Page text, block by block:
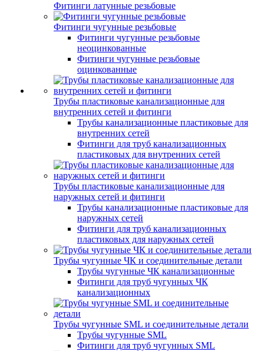
Фитинги латунные резьбовые
Фитинги чугунные резьбовые
Фитинги чугунные резьбовые
неоцинкованные
Фитинги чугунные резьбовые
оцинкованные
Трубы пластиковые канализационные для
внутренних сетей и фитинги
Трубы канализационные пластиковые для
внутренних сетей
Фитинги для труб канализационных
пластиковых для внутренних сетей
Трубы пластиковые канализационные для
наружных сетей и фитинги
Трубы канализационные пластиковые для
наружных сетей
Фитинги для труб канализационных
пластиковых для наружных сетей
Трубы чугунные ЧК и соединительные детали
Трубы чугунные ЧК канализационные
Фитинги для труб чугунных ЧК
канализационных
Трубы чугунные SML и соединительные детали
Трубы чугунные SML
Фитинги для труб чугунных SML